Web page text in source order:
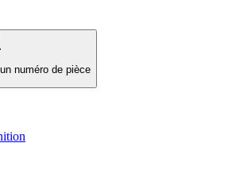
numéro de pièce